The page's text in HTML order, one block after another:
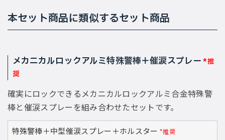
本セット商品に類似するセット商品
メカニカルロックアルミ特殊警棒＋催涙スプレー *推
奨
確実にロックできるメカニカルロックアルミ合金特殊警
棒と催涙スプレーを組み合わせたセットです。
特殊警棒＋中型催涙スプレー＋ホルスター *推奨